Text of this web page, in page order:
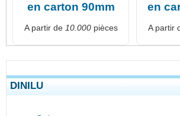
en carton 90mm
A partir de 10.000pièces
en
A partir
DINILU